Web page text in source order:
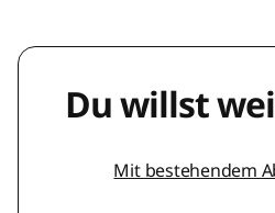
Du willst
Mit bestehendem